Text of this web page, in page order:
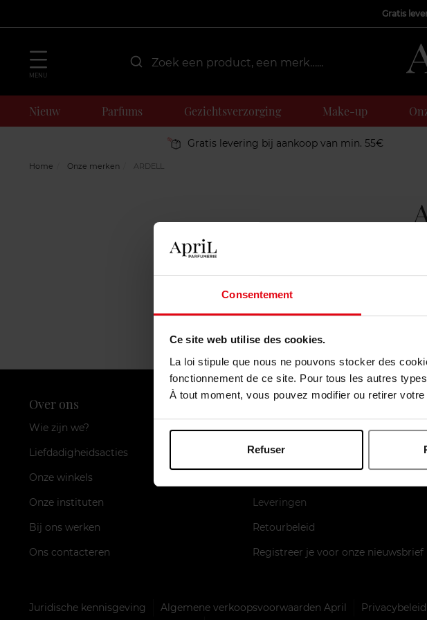
Consentement
Ce site web utilise des cookies.
La loi stipule que nous ne pouvons stocker des
fonctionnement de ce site. Pour tous les autres
À tout moment, vous pouvez modifier ou retirer
Refuser
Gratis
MENU
Nieuw Parfums Gezichtsverzorging Make-up
Gratis levering bij aankoop van min. 55€
Home Onze merken ARDELL
Over ons
Wie zijn we?
Liefdadigheidsacties
Onze winkels
Onze instituten
Bij ons werken
Ons contacteren
Klantendienst
Loyaliteitskaart
FAQ
Leveringen
Retourbeleid
Registreer je voor onze nieuwsbrief
Juridische kennisgeving Algemene verkoopsvoorwaarden April Privacybeleid